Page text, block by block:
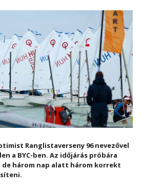
Ranglistaverseny 96 nevezővel
a BYC-ben. Az időjárás próbára
három nap alatt három korrekt